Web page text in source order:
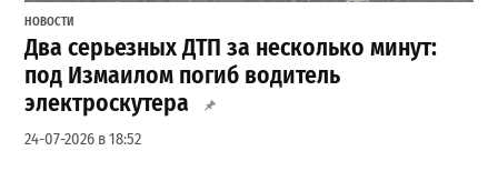
НОВОСТИ
Два серьезных ДТП за несколько минут:
под Измаилом погиб водитель
электроскутера
24-07-2026 в 18:52